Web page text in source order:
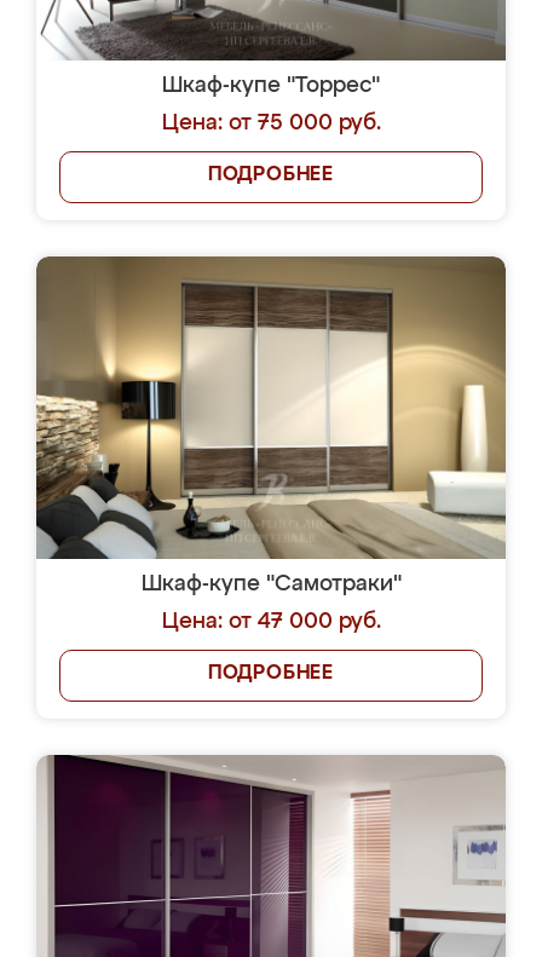
Шкаф-купе "Торрес"
Цена: от 75 000 руб.
ПОДРОБНЕЕ
Шкаф-купе "Самотраки"
Цена: от 47 000 руб.
ПОДРОБНЕЕ